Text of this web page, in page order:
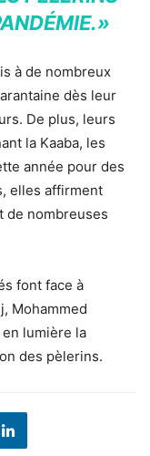
à de nombreux
dès leur
De plus, leurs
la Kaaba, les
année pour des
elles affirment
de nombreuses
font face à
Mohammed
lumière la
des pèlerins.